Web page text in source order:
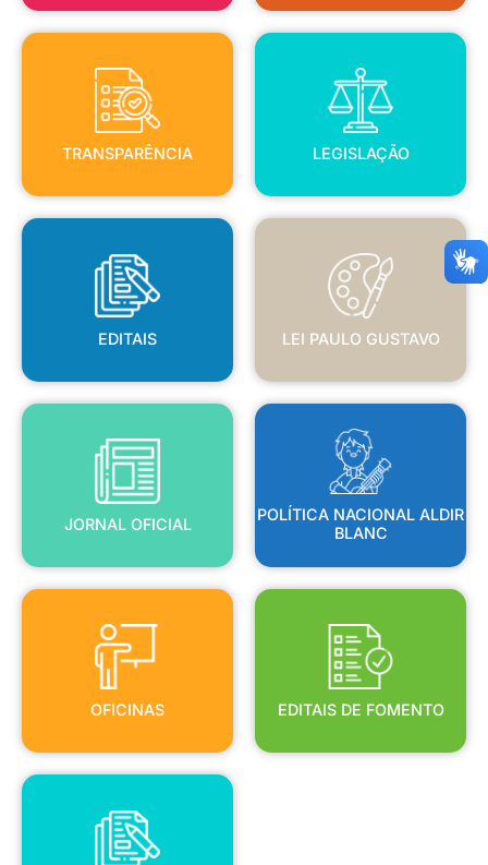
TRANSPARÊNCIA
TRANSPARÊNCIA
LEGISLAÇÃO
LEGISLAÇÃO
EDITAIS
EDITAIS
LEI PAULO GUSTAVO
LEI PAULO GUSTAVO
JORNAL OFICIAL
JORNAL OFICIAL
POLÍTICA NACIONAL ALDIR
BLANC
POLÍTICA NACIONAL ALDIR
BLANC
OFICINAS
OFICINAS
EDITAIS DE FOMENTO
EDITAIS DE FOMENTO
PORTARIAS